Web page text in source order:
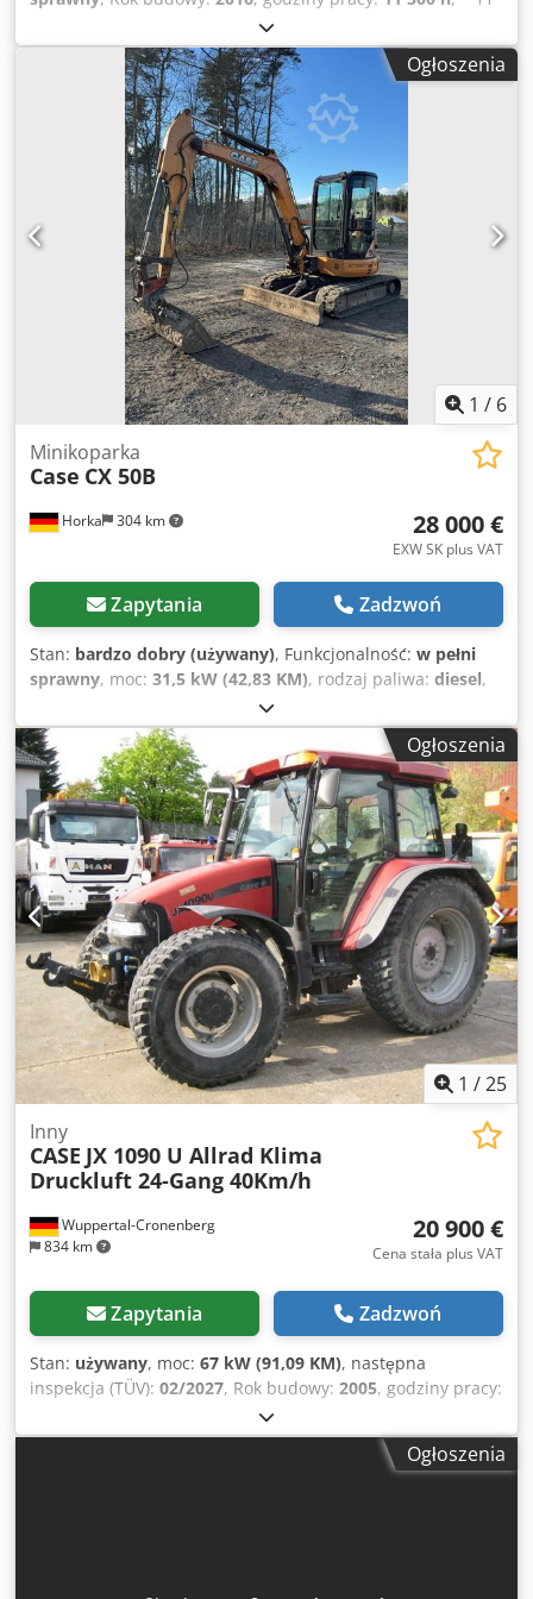
500 godzin * Masa eksploatacyjna 15 700 kg Dsdpfx Aey
Rm H Eodqjwa * Moc silnika 77 kW * Gąsienice gumowe
(roadliner) * Szybkozłącze hydrauliczne * Klimatyzacja
Ogłoszenia
1 / 6
Horka 304 km
Minikoparka
Case CX 50B
28 000 €
EXW SK plus VAT
Zapytania Zadzwoń
Stan: bardzo dobry (używany), Funkcjonalność: w pełni
sprawny, moc: 31,5 kW (42,83 KM), rodzaj paliwa: diesel,
, masa całkowita:
60 procent, Rok budowy:2012, godziny pracy:4 490 h,
Wyposażenie:kabina , Producent: CASE Typ: CX 50B S2 Rok
produkcji: 2012 Motogodziny: 4490 Masa: 4945 kg Silnik:
Yanmar 4TNV88-XYB Moc: 31,5 kW Podwozie: 400 mm
gąsienice gumowe Wyposażenie: szybkozłącze, łyżka
hydrauliczna do rowów, Dodpfsy H H Arox Adqowa lemiesz
do równania terenu, radio Gotowy do natychmiastowego
użycia. Zastrzegamy sobie prawo do błędów i wcześniejszej
sprzedaży.
Ogłoszenia
1 /25
Wuppertal-Cronenberg
834 km
Inny
CASE JX 1090 U Allrad Klima
Druckluft 24-Gang 40Km/h
20 900 €
Cena stała plus VAT
Zapytania Zadzwoń
Stan: używany, moc: 67 kW (91,09 KM), następna
inspekcja (TÜV): 02/2027, Rok budowy: 2005, godziny pracy:
kabina, klimatyzacja, napęd na
wszystkie koła, Niemiecki ciągnik, użytkowany do
niedawna. 2. właściciel, obydwaj to państwowe zarządy
Ogłoszenia